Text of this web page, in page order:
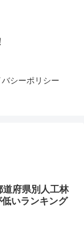
バシーポリシー
道府県別人工林
いランキング